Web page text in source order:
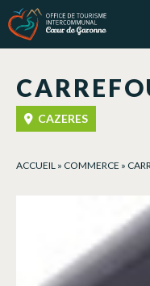
CAZERES
ACCUEIL » COMMERCE »
Cookies management panel